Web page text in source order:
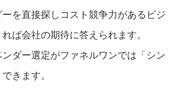
を直接探しコスト競争力があるビジ
ば会社の期待に答えられます。
ダー選定がファネルワンでは「シン
きます。